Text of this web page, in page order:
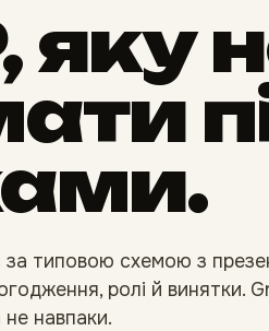
яку
типовою схемою з
ролі й винятки.
не навпаки.